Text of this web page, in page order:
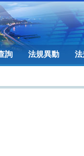
詢 法規異動 法